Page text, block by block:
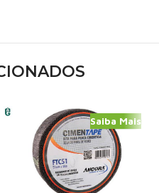
Saiba Mais